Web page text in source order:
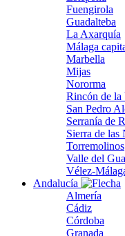
Fuengirola
Guadalteba
La Axarquía
Málaga
Marbella
Mijas
Nororma
Rincón de la
San Pedro
Serranía de
Sierra de las
Torremolinos
Valle del
Vélez-
Andalucía
Almería
Cádiz
Córdoba
Granada